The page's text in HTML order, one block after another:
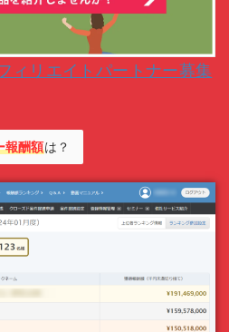
ィリエイトパートナー募集
報酬額は？